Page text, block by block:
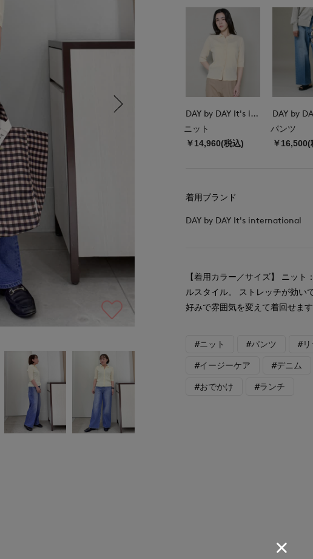
DAY by DAY It's international
ニット
￥14,960(税込)
パンツ
￥16,500(
着用ブランド
DAY by DAY It's international
【着用カラー／サイズ】 ニッ
ルスタイル。 ストレッチが効い
好みで雰囲気を変えて着回せま
#ニット #パンツ #リ
#イージーケア #デニム
#おでかけ #ランチ